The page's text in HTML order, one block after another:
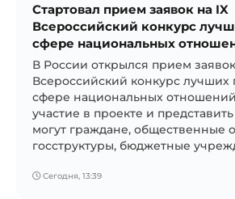
Стартовал прием заявок на IX
Всероссийский конкурс
сфере национальных
В России открылся прием
Всероссийский конкурс лучших
сфере национальных
участие в проекте и
могут граждане, общественные
госструктуры, бюджетные
Сегодня, 13:39